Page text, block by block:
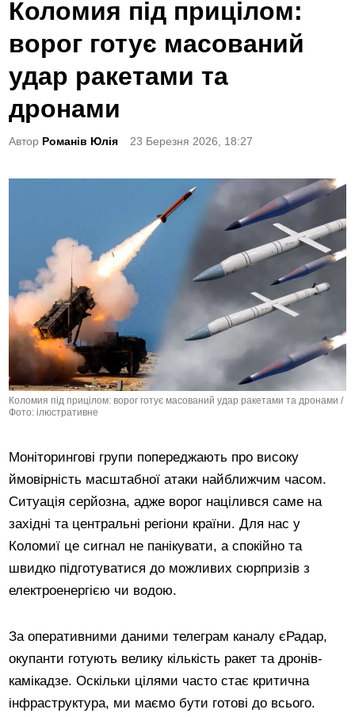
s
e
d
i
n
Коломия під прицілом:
ворог готує масований
удар ракетами та
дронами
Автор Романів Юлія 23 Березня 2026, 18:27
Коломия під прицілом: ворог готує масований удар ракетами та дронами /
Фото: ілюстративне
Моніторингові групи попереджають про високу
ймовірність масштабної атаки найближчим часом.
Ситуація серйозна, адже ворог націлився саме на
західні та центральні регіони країни. Для нас у
Коломиї це сигнал не панікувати, а спокійно та
швидко підготуватися до можливих сюрпризів з
електроенергією чи водою.
За оперативними даними телеграм каналу єРадар,
окупанти готують велику кількість ракет та дронів-
камікадзе. Оскільки цілями часто стає критична
інфраструктура, ми маємо бути готові до всього.